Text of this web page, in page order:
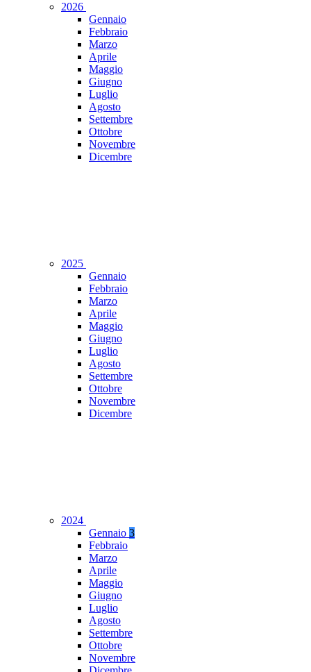
2026
Gennaio
Febbraio
Marzo
Aprile
Maggio
Giugno
Luglio
Agosto
Settembre
Ottobre
Novembre
Dicembre
2025
Gennaio
Febbraio
Marzo
Aprile
Maggio
Giugno
Luglio
Agosto
Settembre
Ottobre
Novembre
Dicembre
2024
Gennaio 3
Febbraio
Marzo
Aprile
Maggio
Giugno
Luglio
Agosto
Settembre
Ottobre
Novembre